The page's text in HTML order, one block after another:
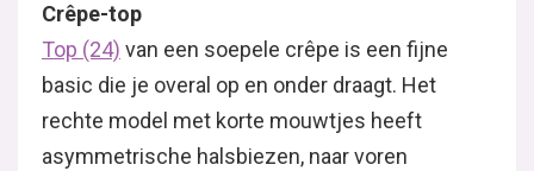
Crêpe-top
Top (24) van een soepele crêpe is een fijne
basic die je overal op en onder draagt. Het
rechte model met korte mouwtjes heeft
asymmetrische halsbiezen, naar voren